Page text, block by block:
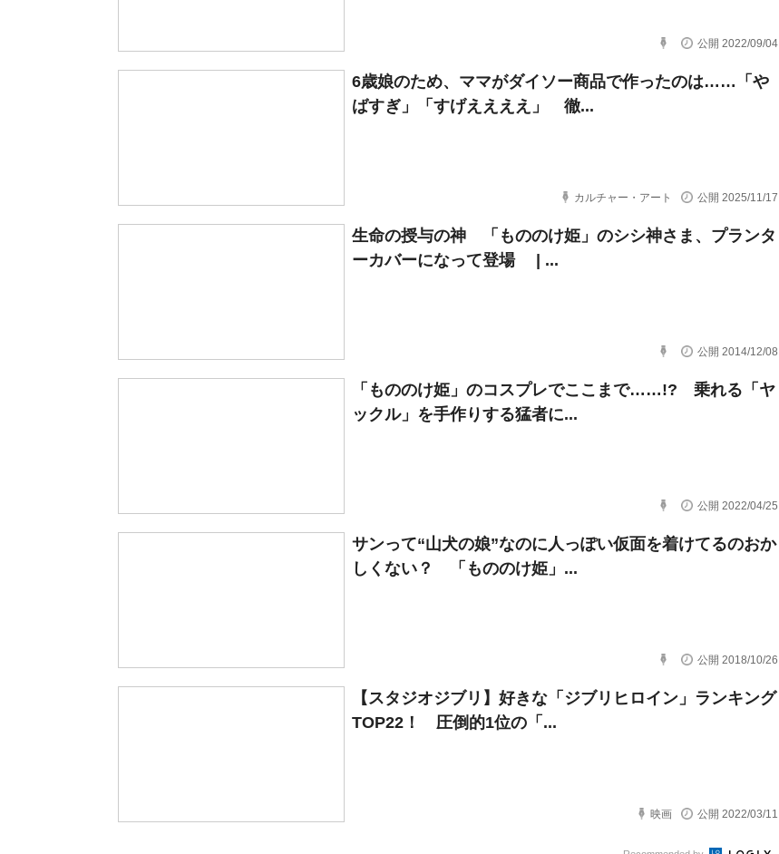
公開 2022/09/04
6歳娘のため、ママがダイソー商品で作ったのは……「や
ばすぎ」「すげええええ」 徹...
カルチャー・アート 公開 2025/11/17
生命の授与の神 「もののけ姫」のシシ神さま、プランタ
ーカバーになって登場 | ...
公開 2014/12/08
「もののけ姫」のコスプレでここまで……!? 乗れる「ヤ
ックル」を手作りする猛者に...
公開 2022/04/25
サンって“山犬の娘”なのに人っぽい仮面を着けてるのおか
しくない？ 「もののけ姫」...
公開 2018/10/26
【スタジオジブリ】好きな「ジブリヒロイン」ランキング
TOP22！ 圧倒的1位の「...
映画 公開 2022/03/11